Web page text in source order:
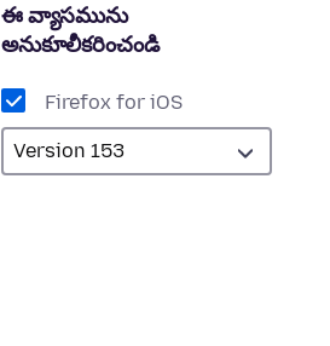
ఈ వ్యాసమును
అనుకూలీకరించండి
Firefox for iOS